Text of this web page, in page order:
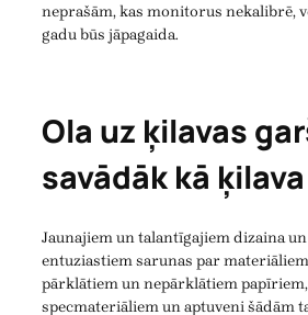
neprašām, kas monitorus nekalibrē,
gadu būs jāpagaida.
Ola uz ķilavas
savādāk kā
Jaunajiem un talantīgajiem dizaina
entuziastiem sarunas par
pārklātiem un nepārklātiem
specmateriāliem un aptuveni šādām